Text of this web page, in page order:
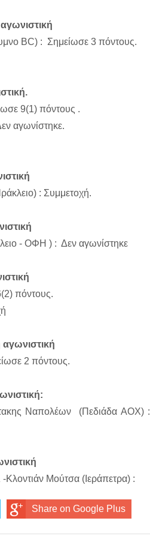
BC) : Σημείωσε 3 πόντους.
9(1) πόντους .
αγωνίστηκε.
: Συμμετοχή.
- ΟΦΗ ) : Δεν αγωνίστηκε
πόντους.
2 πόντους.
Ναπολέων (Πεδιάδα ΑΟΧ) :
Κλοντιάν Μούτσα (Ιεράπετρα) :
Share on Google Plus